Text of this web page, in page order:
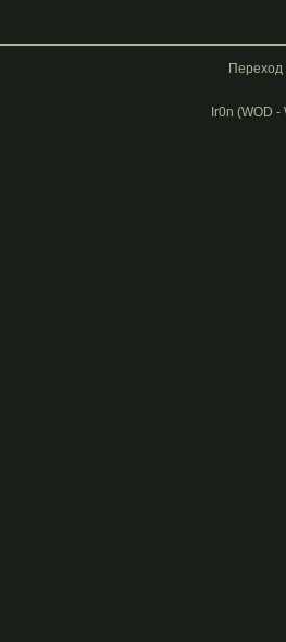
Переход
Ir0n (WOD